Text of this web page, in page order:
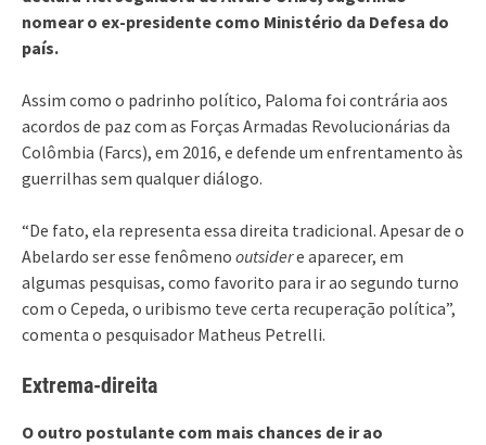
nomear o ex-presidente como Ministério da Defesa do
país.
Assim como o padrinho político, Paloma foi contrária aos
acordos de paz com as Forças Armadas Revolucionárias da
Colômbia (Farcs), em 2016, e defende um enfrentamento às
guerrilhas sem qualquer diálogo.
“De fato, ela representa essa direita tradicional. Apesar de o
Abelardo ser esse fenômeno outsidere aparecer, em
algumas pesquisas, como favorito para ir ao segundo turno
com o Cepeda, o uribismo teve certa recuperação política”,
comenta o pesquisador Matheus Petrelli.
Extrema-direita
O outro postulante com mais chances de ir ao